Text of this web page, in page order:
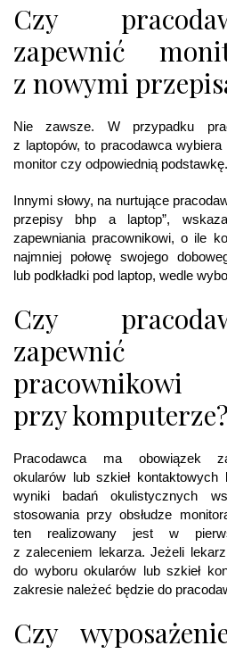
Czy
zapewnić
z nowymi
Nie zawsze. W przypadku
z laptopów, to pracodawca
monitor czy odpowiednią podstawkę.
Innymi słowy, na nurtujące
przepisy bhp a laptop”,
zapewniania pracownikowi, o ile
najmniej połowę swojego
lub podkładki pod laptop, wedle
Czy
zapewnić
pracownikowi
przy komputerze?
Pracodawca ma obowiązek
okularów lub szkieł
wyniki badań okulistycznych
stosowania przy obsłudze
ten realizowany jest w
z zaleceniem lekarza. Jeżeli
do wyboru okularów lub szkieł
zakresie należeć będzie do
Czy